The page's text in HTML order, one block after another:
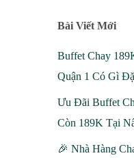
Bài Viết Mới
Buffet Chay
Quận 1 Có Gì
Ưu Đãi Buffet
Còn 189K Tại
🎉 Nhà Hàng